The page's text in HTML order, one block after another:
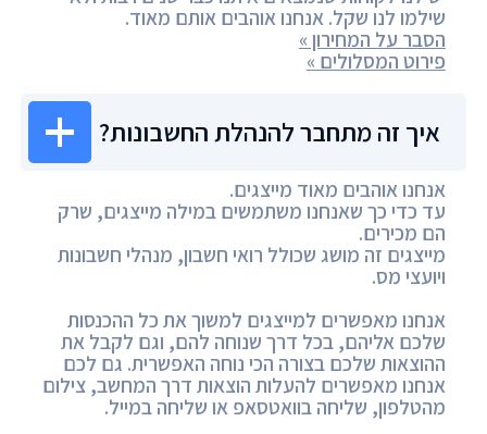
שילמו לנו שקל. אנחנו אוהבים אותם מאוד.
הסבר על המחירון »
פירוט המסלולים »
איך זה מתחבר להנהלת החשבונות?
אנחנו אוהבים מאוד מייצגים.
עד כדי כך שאנחנו משתמשים במילה מייצגים, שרק
הם מכירים.
מייצגים זה מושג שכולל רואי חשבון, מנהלי חשבונות
ויועצי מס.
אנחנו מאפשרים למייצגים למשוך את כל ההכנסות
שלכם אליהם, בכל דרך שנוחה להם, וגם לקבל את
ההוצאות שלכם בצורה הכי נוחה האפשרית. גם לכם
אנחנו מאפשרים להעלות הוצאות דרך המחשב, צילום
מהטלפון, שליחה בוואטסאפ או שליחה במייל.